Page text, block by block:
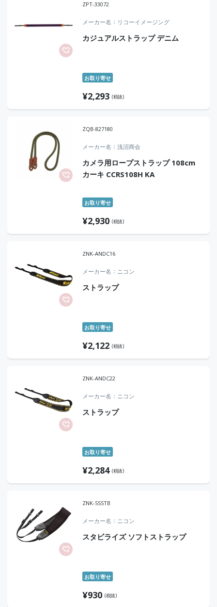
ZPT-33072
メーカー名 リコーイメージング
カジュアルストラップ デニム
お取り寄せ
¥2,293 (税抜)
ZQB-827180
メーカー名 浅沼商会
カメラ用ロープストラップ 108cm
カーキ CCRS108H KA
お取り寄せ
¥2,930 (税抜)
ZNK-ANDC16
メーカー名 ニコン
ストラップ
お取り寄せ
¥2,122 (税抜)
ZNK-ANDC22
メーカー名 ニコン
ストラップ
お取り寄せ
¥2,284 (税抜)
ZNK-SSSTB
メーカー名 ニコン
スタビライズ ソフトストラップ
お取り寄せ
¥930 (税抜)